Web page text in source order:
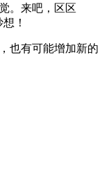
。来吧，区区
！
也有可能增加新的